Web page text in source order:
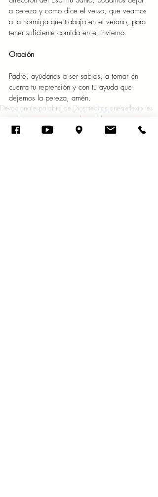
a pereza y como dice el verso, que veamos
a la hormiga que trabaja en el verano, para
tener suficiente comida en el invierno.
Oración
Padre, ayúdanos a ser sabios, a tomar en
cuenta tu reprensión y con tu ayuda que
dejemos la pereza, amén.
Devocionalespalabra de Diosmeditacionesreflexiones
proverbios
un momento con la palabra
Abril 2022